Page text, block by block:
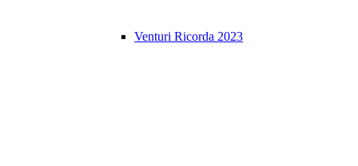
Venturi Ricorda 2023